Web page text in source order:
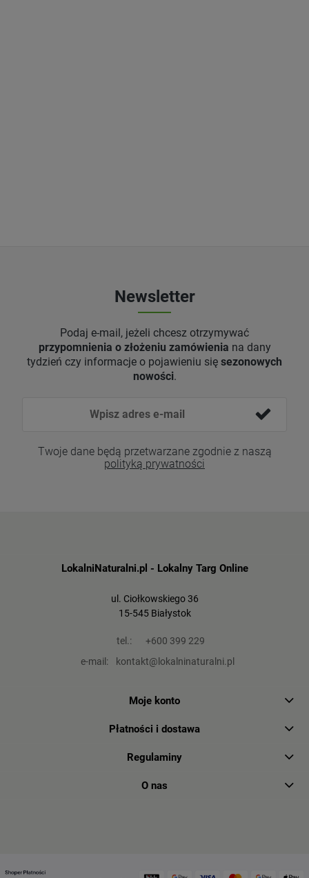
Newsletter
Podaj e-mail, jeżeli chcesz otrzymywać
przypomnienia o złożeniu zamówienia na dany
tydzień czy informacje o pojawieniu się sezonowych
nowości.
Twoje dane będą przetwarzane zgodnie z naszą
polityką prywatności
LokalniNaturalni.pl - Lokalny Targ Online
ul. Ciołkowskiego 36
15-545 Białystok
tel.:
+600 399 229
e-mail:
kontakt@lokalninaturalni.pl
Moje konto
Płatności i dostawa
Regulaminy
O nas